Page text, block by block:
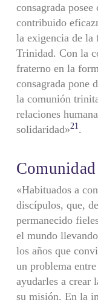
consagrada
contribuido
la exigencia de la
Trinidad. Con la
fraterno en la
consagrada pone
la comunión
relaciones
solidaridad»21.
«Habituados a
discípulos, que,
permanecido
el mundo
los años que
un problema
ayudarles a crear
su misión. En la